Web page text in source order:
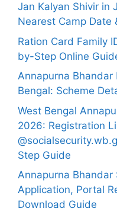
Jan Kalyan Shivir in
Nearest Camp Date
Ration Card Family
by-Step Online
Annapurna Bhandar
Bengal: Scheme
West Bengal
2026: Registration
Step Guide
Annapurna Bhandar
Application, Portal
Download Guide